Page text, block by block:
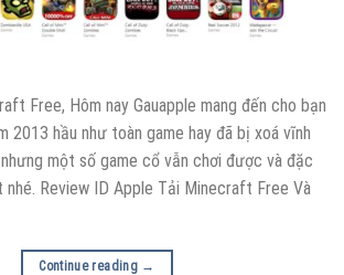
Free, Hôm nay Gauapple mang đến cho bạn
2013 hầu như toàn game hay đã bị xoá vĩnh
một số game cổ vẫn chơi được và đặc
Review ID Apple Tải Minecraft Free Và
Continue reading →